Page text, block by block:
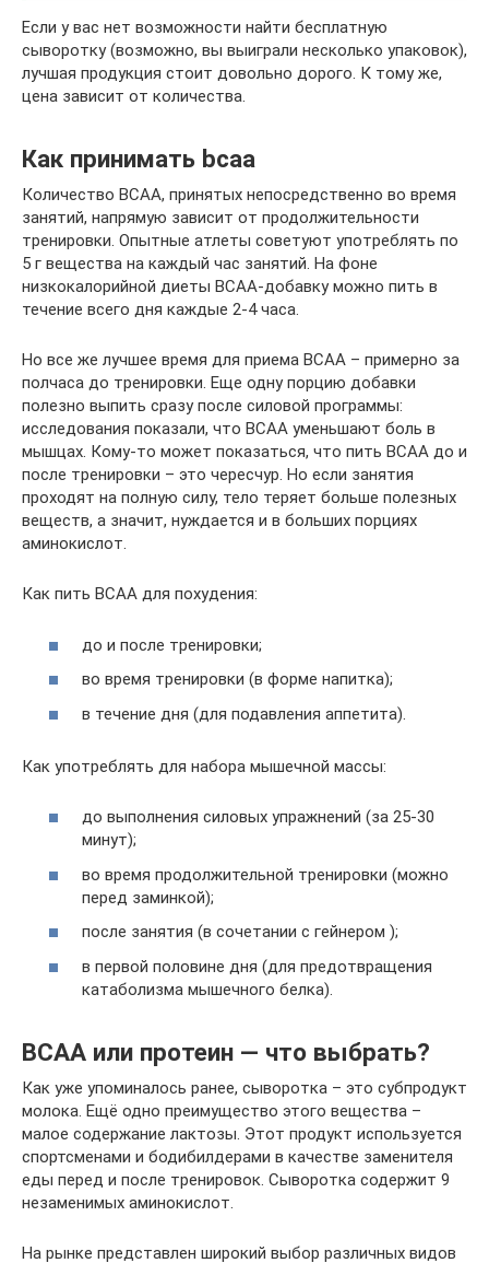
Если у вас нет возможности найти бесплатную
сыворотку (возможно, вы выиграли несколько упаковок),
лучшая продукция стоит довольно дорого. К тому же,
цена зависит от количества.
Как принимать bcaa
Количество BCAA, принятых непосредственно во время
занятий, напрямую зависит от продолжительности
тренировки. Опытные атлеты советуют употреблять по
5 г вещества на каждый час занятий. На фоне
низкокалорийной диеты BCAA-добавку можно пить в
течение всего дня каждые 2-4 часа.
Но все же лучшее время для приема BCAA – примерно за
полчаса до тренировки. Еще одну порцию добавки
полезно выпить сразу после силовой программы:
исследования показали, что BCAA уменьшают боль в
мышцах. Кому-то может показаться, что пить BCAA до и
после тренировки – это чересчур. Но если занятия
проходят на полную силу, тело теряет больше полезных
веществ, а значит, нуждается и в больших порциях
аминокислот.
Как пить BCAA для похудения:
до и после тренировки;
во время тренировки (в форме напитка);
в течение дня (для подавления аппетита).
Как употреблять для набора мышечной массы:
до выполнения силовых упражнений (за 25-30
минут);
во время продолжительной тренировки (можно
перед заминкой);
после занятия (в сочетании с гейнером );
в первой половине дня (для предотвращения
катаболизма мышечного белка).
BCAA или протеин — что выбрать?
Как уже упоминалось ранее, сыворотка – это субпродукт
молока. Ещё одно преимущество этого вещества –
малое содержание лактозы. Этот продукт используется
спортсменами и бодибилдерами в качестве заменителя
еды перед и после тренировок. Сыворотка содержит 9
незаменимых аминокислот.
На рынке представлен широкий выбор различных видов